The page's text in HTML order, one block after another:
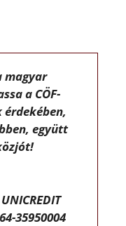
magyar
a CÖF-
érdekében,
együtt
35950004